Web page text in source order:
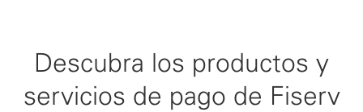
Descubra los productos y
servicios de pago de Fiserv